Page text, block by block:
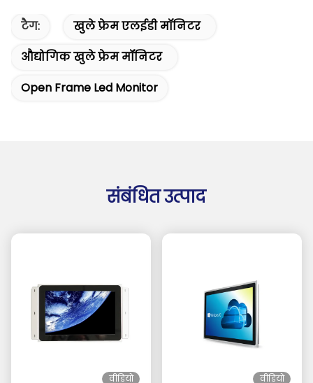
टैग:
खुले फ्रेम एलईडी मॉनिटर
औद्योगिक खुले फ्रेम मॉनिटर
Open Frame Led Monitor
संबंधित उत्पाद
वीडियो वीडियो